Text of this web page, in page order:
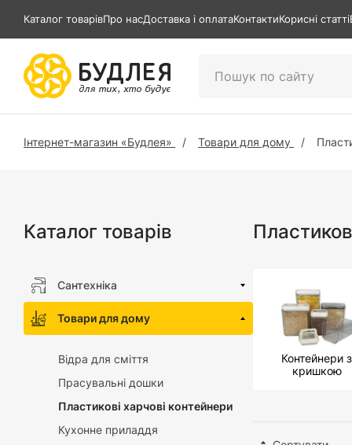
Каталог товарівПро насДоставка і оплатаКонтактиКорисні статті
Інтернет-магазин «Будлея» Товари для дому
Каталог товарів
Сантехніка
Товари для дому
Відра для сміття
Прасувальні дошки
Пластикові харчові контейнери
Кухонне приладдя
Контейнери з
кришкою